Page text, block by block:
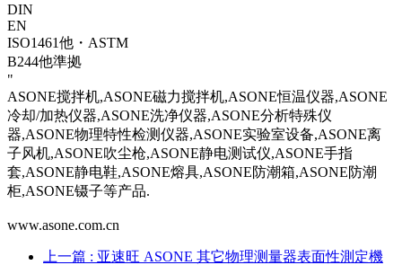
DIN
EN
ISO1461他・ASTM
B244他準拠
"
ASONE搅拌机,ASONE磁力搅拌机,ASONE恒温仪器,ASONE
冷却/加热仪器,ASONE洗净仪器,ASONE分析特殊仪
器,ASONE物理特性检测仪器,ASONE实验室设备,ASONE离
子风机,ASONE吹尘枪,ASONE静电测试仪,ASONE手指
套,ASONE静电鞋,ASONE熔具,ASONE防潮箱,ASONE防潮
柜,ASONE镊子等产品.
www.asone.com.cn
上一篇 : 亚速旺 ASONE 其它物理测量器表面性測定機